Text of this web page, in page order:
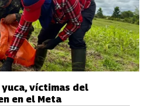
víctimas del
en el Meta